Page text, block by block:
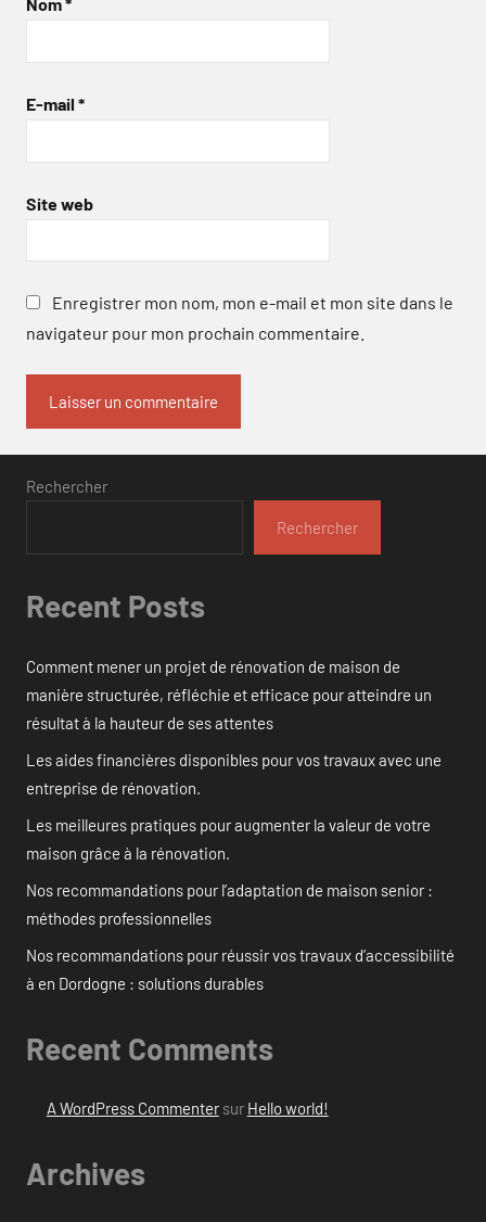
Nom*
E-mail *
Site web
Enregistrer mon nom, mon e-mail et mon site dans le
navigateur pour mon prochain commentaire.
Rechercher
Rechercher
Recent Posts
Comment mener un projet de rénovation de maison de
manière structurée, réfléchie et efficace pour atteindre un
résultat à la hauteur de ses attentes
Les aides financières disponibles pour vos travaux avec une
entreprise de rénovation.
Les meilleures pratiques pour augmenter la valeur de votre
maison grâce à la rénovation.
Nos recommandations pour l’adaptation de maison senior :
méthodes professionnelles
Nos recommandations pour réussir vos travaux d’accessibilité
à en Dordogne : solutions durables
Recent Comments
A WordPress Commentersur Hello world!
Archives